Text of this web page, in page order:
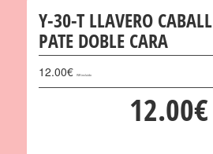
Y-30-T LLAVERO
PATE DOBLE CARA
12.00€ IVA incluído
12.00€